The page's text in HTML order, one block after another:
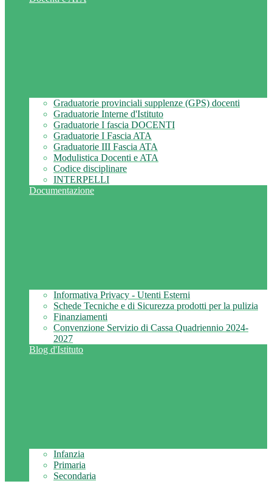
Graduatorie provinciali supplenze (GPS) docenti
Graduatorie Interne d'Istituto
Graduatorie I fascia DOCENTI
Graduatorie I Fascia ATA
Graduatorie III Fascia ATA
Modulistica Docenti e ATA
Codice disciplinare
INTERPELLI
Documentazione
Informativa Privacy - Utenti Esterni
Schede Tecniche e di Sicurezza prodotti per la pulizia
Finanziamenti
Convenzione Servizio di Cassa Quadriennio 2024-
2027
Blog d'Istituto
Infanzia
Primaria
Secondaria